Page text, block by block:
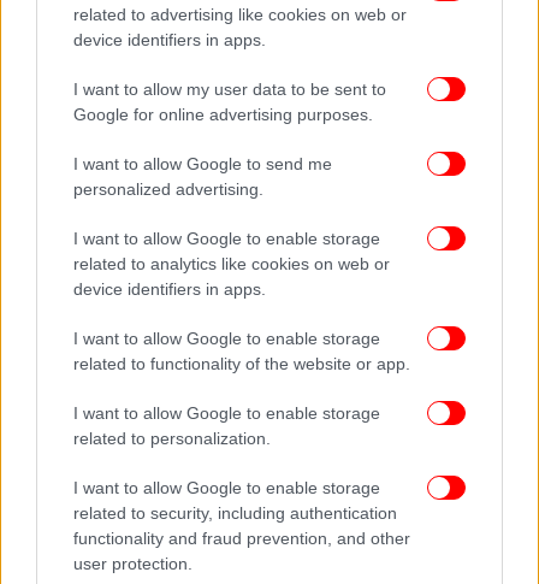
related to advertising like cookies on web or
device identifiers in apps.
I want to allow my user data to be sent to
Google for online advertising purposes.
I want to allow Google to send me
personalized advertising.
I want to allow Google to enable storage
related to analytics like cookies on web or
device identifiers in apps.
I want to allow Google to enable storage
related to functionality of the website or app.
I want to allow Google to enable storage
related to personalization.
I want to allow Google to enable storage
related to security, including authentication
functionality and fraud prevention, and other
user protection.